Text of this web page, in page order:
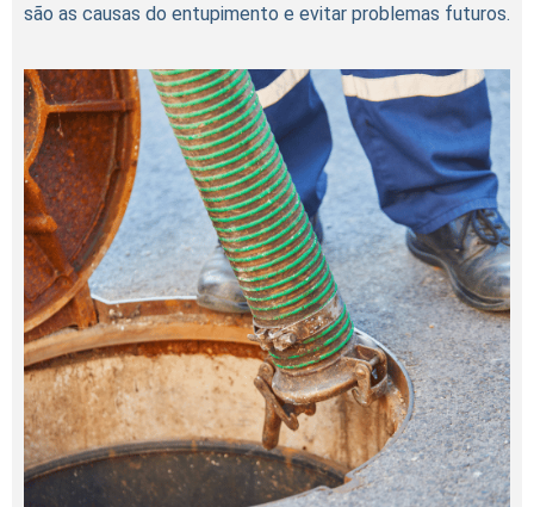
são as causas do entupimento e evitar problemas futuros.